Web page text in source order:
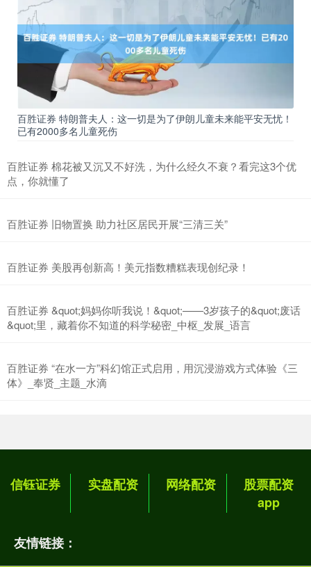
百胜证券 特朗普夫人：这一切是为了伊朗儿童未来能平安无忧！
已有2000多名儿童死伤
百胜证券 棉花被又沉又不好洗，为什么经久不衰？看完这3个优
点，你就懂了
百胜证券 旧物置换 助力社区居民开展“三清三关”
百胜证券 美股再创新高！美元指数糟糕表现创纪录！
百胜证券 &quot;妈妈你听我说！&quot;——3岁孩子的&quot;废话
&quot;里，藏着你不知道的科学秘密_中枢_发展_语言
百胜证券 “在水一方”科幻馆正式启用，用沉浸游戏方式体验《三
体》_奉贤_主题_水滴
信钰证券 实盘配资 网络配资
股票配资
app
友情链接：